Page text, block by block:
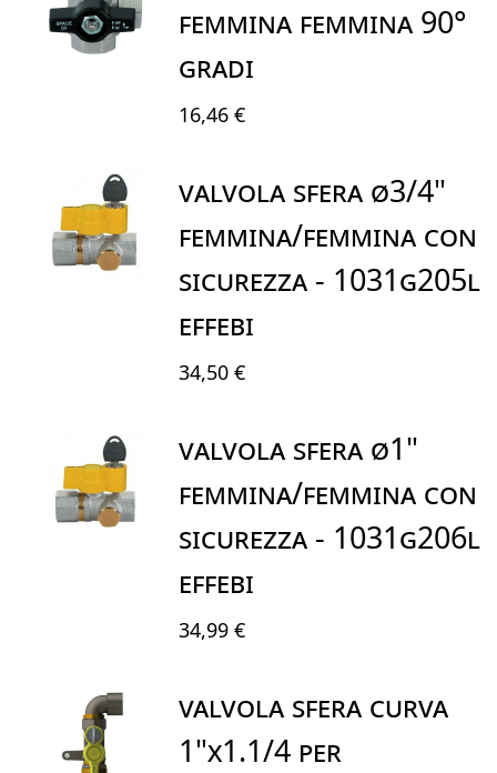
FEMMINA FEMMINA 90°
GRADI
16,46 €
Valvola Sfera Ø3/4"
Femmina/Femmina Con
Sicurezza - 1031G205L
EFFEBI
34,50 €
Valvola Sfera Ø1"
Femmina/Femmina Con
Sicurezza - 1031G206L
EFFEBI
34,99 €
VALVOLA SFERA CURVA
1"X1.1/4 PER